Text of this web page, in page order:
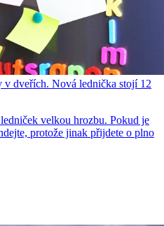
dveřích. Nová lednička stojí 12
velkou hrozbu. Pokud je
protože jinak přijdete o plno